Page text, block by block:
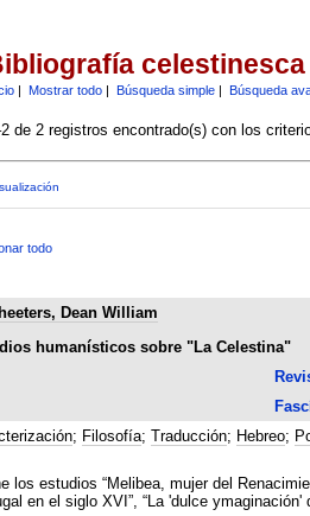
celestinesca
| Mostrar todo| Búsqueda simple| Búsqueda
de 2 registros encontrado(s) con los
todo
Dean William
humanísticos sobre "La Celestina"
; Filosofía; Traducción; Hebreo;
los estudios “Melibea, mujer del
en el siglo XVI”, “La 'dulce ymaginación'